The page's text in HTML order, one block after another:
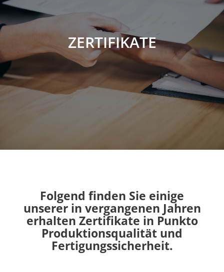
ZERTIFIKATE
Folgend finden Sie einige
unserer in vergangenen Jahren
erhalten Zertifikate in Punkto
Produktionsqualität und
Fertigungssicherheit.